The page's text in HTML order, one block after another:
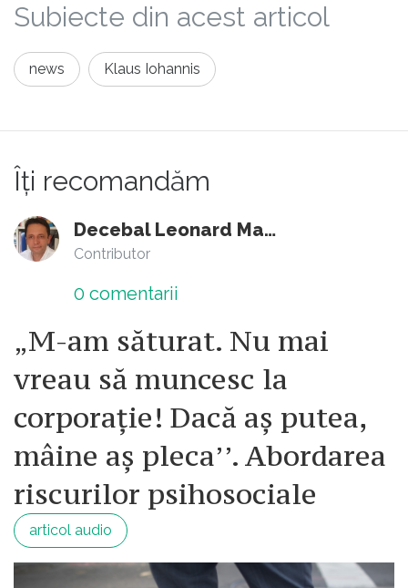
Subiecte din acest articol
news Klaus Iohannis
Îți recomandăm
Decebal Leonard Marin
Contributor
0 comentarii
„M-am săturat. Nu mai
vreau să muncesc la
corporație! Dacă aș putea,
mâine aș pleca’’. Abordarea
riscurilor psihosociale
articol audio